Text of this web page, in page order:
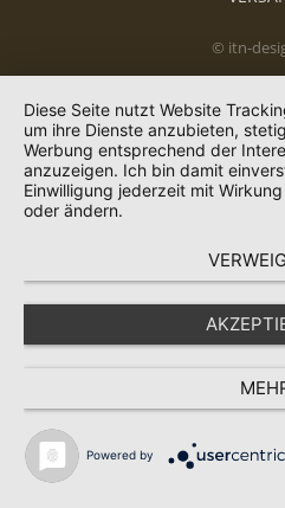
© itn-
Diese Seite nutzt Website
um ihre Dienste anzubieten,
Werbung entsprechend der
anzuzeigen. Ich bin damit
Einwilligung jederzeit mit
oder ändern.
Powered by